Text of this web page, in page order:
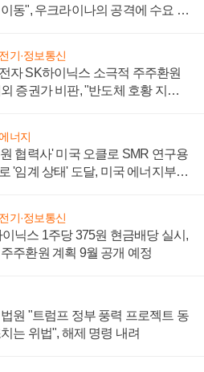
동", 우크라이나의 공격에 수요 늘
기·정보통신
자 SK하이닉스 소극적 주주환원
증권가 비판, "반도체 호황 지속
너지
협력사' 미국 오클로 SMR 연구용
'임계 상태' 도달, 미국 에너지부
기·정보통신
닉스 1주당 375원 현금배당 실시,
주환원 계획 9월 공개 예정
원 "트럼프 정부 풍력 프로젝트 동
는 위법", 해제 명령 내려